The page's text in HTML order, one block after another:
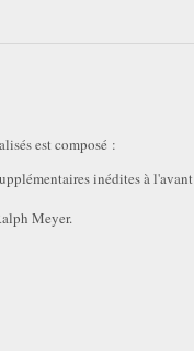
est composé :
inédites à l'avant
Meyer.